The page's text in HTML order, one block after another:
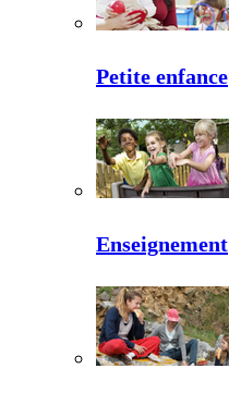
Petite enfance
Enseignement